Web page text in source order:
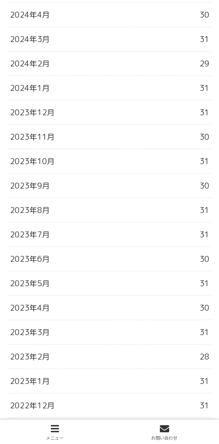
2024年4月 30
2024年3月 31
2024年2月 29
2024年1月 31
2023年12月 31
2023年11月 30
2023年10月 31
2023年9月 30
2023年8月 31
2023年7月 31
2023年6月 30
2023年5月 31
2023年4月 30
2023年3月 31
2023年2月 28
2023年1月 31
2022年12月 31
2022年11月
メニュー お問い合わせ